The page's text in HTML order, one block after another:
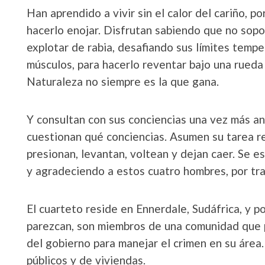
Han aprendido a vivir sin el calor del cariño,
hacerlo enojar. Disfrutan sabiendo que no
explotar de rabia, desafiando sus límites
músculos, para hacerlo reventar bajo una
Naturaleza no siempre es la que gana.
Y consultan con sus conciencias una vez más
cuestionan qué conciencias. Asumen su tarea
presionan, levantan, voltean y dejan caer. Se
y agradeciendo a estos cuatro hombres, por
El cuarteto reside en Ennerdale, Sudáfrica, y
parezcan, son miembros de una comunidad
del gobierno para manejar el crimen en su
públicos y de viviendas.